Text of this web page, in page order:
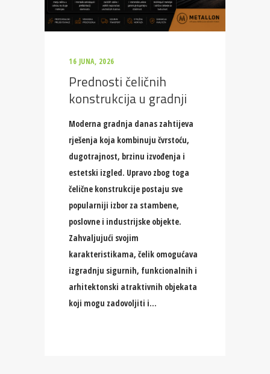
16 JUNA, 2026
Prednosti čeličnih
konstrukcija u gradnji
Moderna gradnja danas zahtijeva
rješenja koja kombinuju čvrstoću,
dugotrajnost, brzinu izvođenja i
estetski izgled. Upravo zbog toga
čelične konstrukcije postaju sve
popularniji izbor za stambene,
poslovne i industrijske objekte.
Zahvaljujući svojim
karakteristikama, čelik omogućava
izgradnju sigurnih, funkcionalnih i
arhitektonski atraktivnih objekata
koji mogu zadovoljiti i